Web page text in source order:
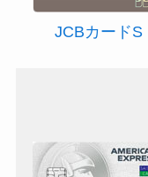
JCBカードS